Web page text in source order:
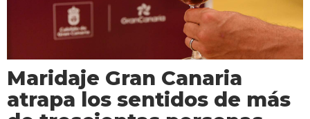
Maridaje Gran Canaria
atrapa los sentidos de más